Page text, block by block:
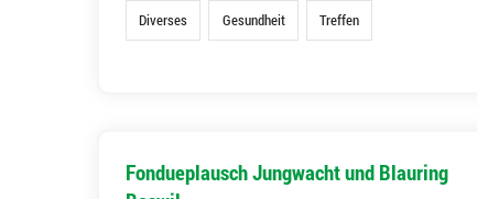
Diverses Gesundheit Treffen
Fondueplausch Jungwacht und Blauring